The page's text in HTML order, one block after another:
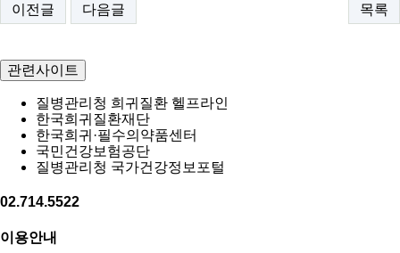
이전글 다음글 목록
관련사이트
질병관리청 희귀질환 헬프라인
한국희귀질환재단
한국희귀·필수의약품센터
국민건강보험공단
질병관리청 국가건강정보포털
02.714.5522
이용안내